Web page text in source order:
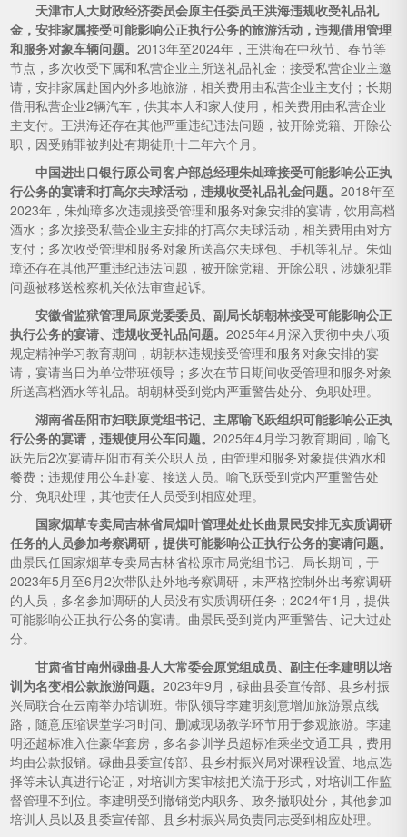
天津市人大财政经济委员会原主任委员王洪海违规收受礼品礼
金，安排家属接受可能影响公正执行公务的旅游活动，违规借用管理
和服务对象车辆问题。2013年至2024年，王洪海在中秋节、春节等
节点，多次收受下属和私营企业主所送礼品礼金；接受私营企业主邀
请，安排家属赴国内外多地旅游，相关费用由私营企业主支付；长期
借用私营企业2辆汽车，供其本人和家人使用，相关费用由私营企业
主支付。王洪海还存在其他严重违纪违法问题，被开除党籍、开除公
职，因受贿罪被判处有期徒刑十二年六个月。
中国进出口银行原公司客户部总经理朱灿璋接受可能影响公正执
行公务的宴请和打高尔夫球活动，违规收受礼品礼金问题。2018年至
2023年，朱灿璋多次违规接受管理和服务对象安排的宴请，饮用高档
酒水；多次接受私营企业主安排的打高尔夫球活动，相关费用由对方
支付；多次收受管理和服务对象所送高尔夫球包、手机等礼品。朱灿
璋还存在其他严重违纪违法问题，被开除党籍、开除公职，涉嫌犯罪
问题被移送检察机关依法审查起诉。
安徽省监狱管理局原党委委员、副局长胡朝林接受可能影响公正
执行公务的宴请、违规收受礼品问题。2025年4月深入贯彻中央八项
规定精神学习教育期间，胡朝林违规接受管理和服务对象安排的宴
请，宴请当日为单位带班领导；多次在节日期间收受管理和服务对象
所送高档酒水等礼品。胡朝林受到党内严重警告处分、免职处理。
湖南省岳阳市妇联原党组书记、主席喻飞跃组织可能影响公正执
行公务的宴请，违规使用公车问题。2025年4月学习教育期间，喻飞
跃先后2次宴请岳阳市有关公职人员，由管理和服务对象提供酒水和
餐费；违规使用公车赴宴、接送人员。喻飞跃受到党内严重警告处
分、免职处理，其他责任人员受到相应处理。
国家烟草专卖局吉林省局烟叶管理处处长曲景民安排无实质调研
任务的人员参加考察调研，提供可能影响公正执行公务的宴请问题。
曲景民任国家烟草专卖局吉林省松原市局党组书记、局长期间，于
2023年5月至6月2次带队赴外地考察调研，未严格控制外出考察调研
的人员，多名参加调研的人员没有实质调研任务；2024年1月，提供
可能影响公正执行公务的宴请。曲景民受到党内严重警告、记大过处
分。
甘肃省甘南州碌曲县人大常委会原党组成员、副主任李建明以培
训为名变相公款旅游问题。2023年9月，碌曲县委宣传部、县乡村振
兴局联合在云南举办培训班。带队领导李建明刻意增加旅游景点线
路，随意压缩课堂学习时间、删减现场教学环节用于参观旅游。李建
明还超标准入住豪华套房，多名参训学员超标准乘坐交通工具，费用
均由公款报销。碌曲县委宣传部、县乡村振兴局对课程设置、地点选
择等未认真进行论证，对培训方案审核把关流于形式，对培训工作监
督管理不到位。李建明受到撤销党内职务、政务撤职处分，其他参加
培训人员以及县委宣传部、县乡村振兴局负责同志受到相应处理。